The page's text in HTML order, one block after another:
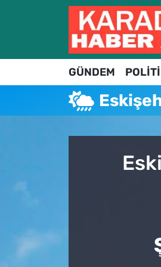
GÜNDEM
Hava Durumu
Trafik Durumu
Süper Lig Puan Durumu
Tüm Manşetler
Son Dakika Haberleri